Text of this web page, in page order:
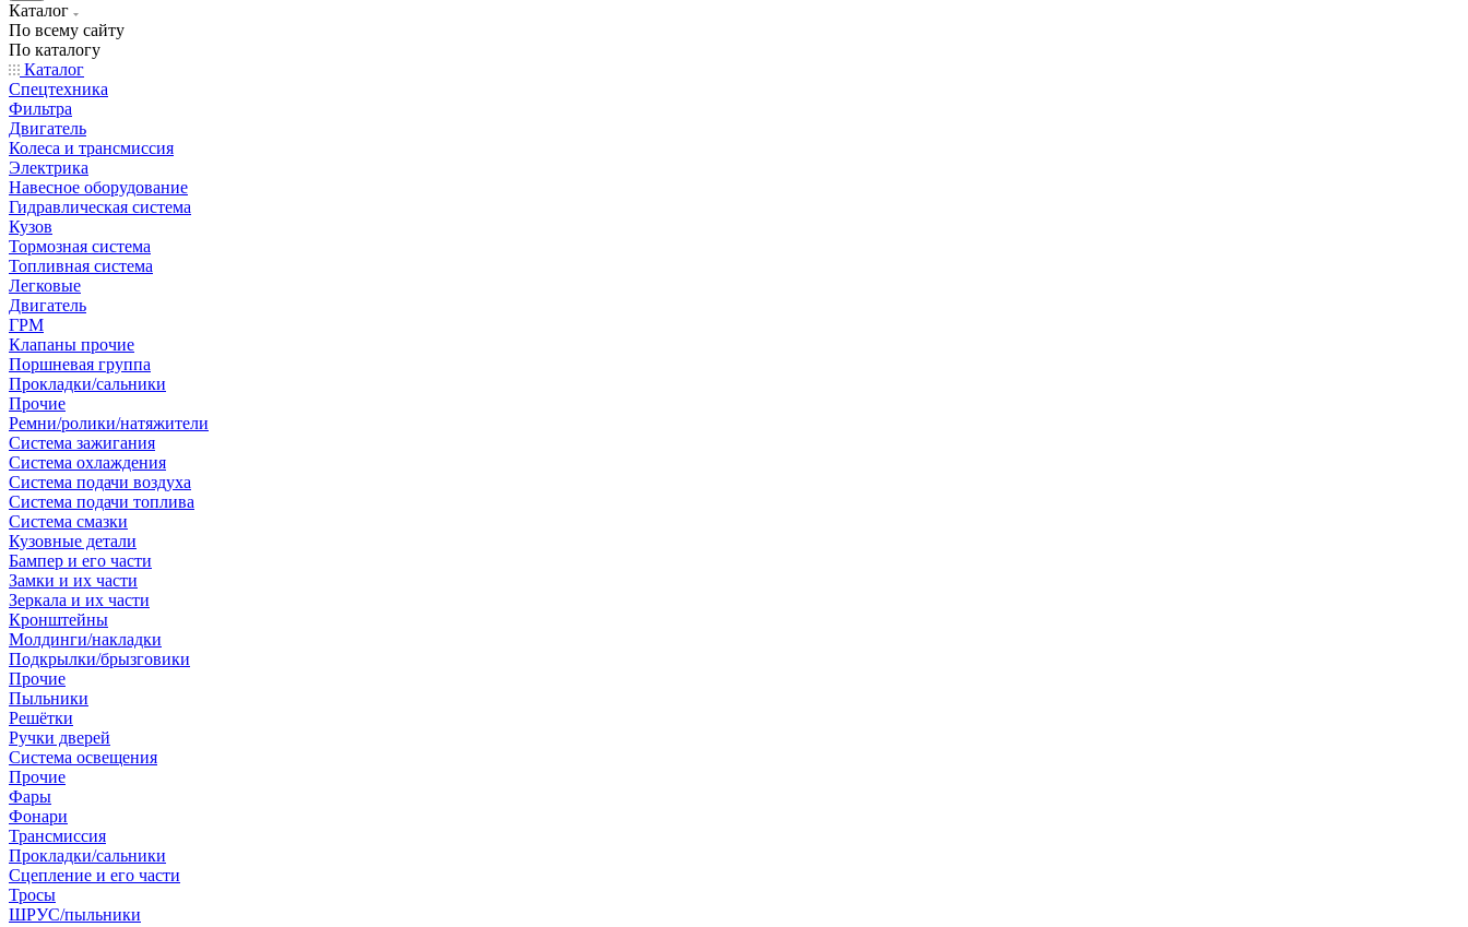
Каталог
По всему сайту
По каталогу
Каталог
Спецтехника
Фильтра
Двигатель
Колеса и трансмиссия
Электрика
Навесное оборудование
Гидравлическая система
Кузов
Тормозная система
Топливная система
Легковые
Двигатель
ГРМ
Клапаны прочие
Поршневая группа
Прокладки/сальники
Прочие
Ремни/ролики/натяжители
Система зажигания
Система охлаждения
Система подачи воздуха
Система подачи топлива
Система смазки
Кузовные детали
Бампер и его части
Замки и их части
Зеркала и их части
Кронштейны
Молдинги/накладки
Подкрылки/брызговики
Прочие
Пыльники
Решётки
Ручки дверей
Система освещения
Прочие
Фары
Фонари
Трансмиссия
Прокладки/сальники
Сцепление и его части
Тросы
ШРУС/пыльники